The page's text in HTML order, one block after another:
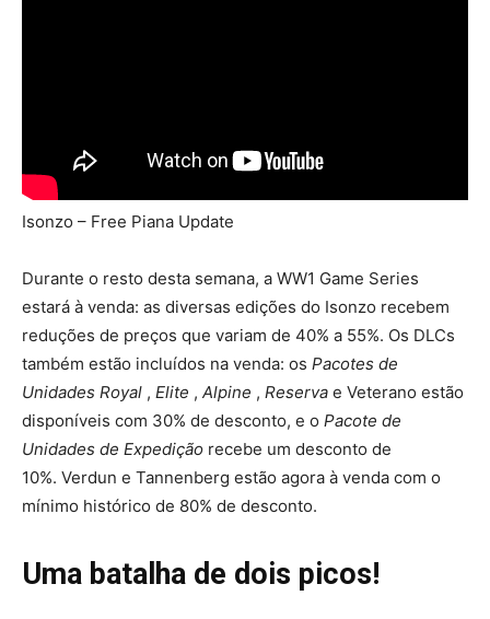
Isonzo – Free Piana Update
Durante o resto desta semana, a WW1 Game Series
estará à venda: as diversas edições do Isonzo recebem
reduções de preços que variam de 40% a 55%. Os DLCs
também estão incluídos na venda: os Pacotes de
Unidades Royal , Elite , Alpine , Reserva e Veterano estão
disponíveis com 30% de desconto, e o Pacote de
Unidades de Expedição recebe um desconto de
10%. Verdun e Tannenberg estão agora à venda com o
mínimo histórico de 80% de desconto.
Uma batalha de dois picos!